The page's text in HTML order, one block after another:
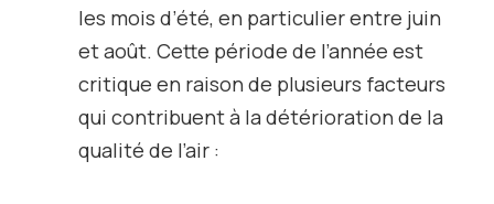
les mois d’été, en particulier entre juin
et août. Cette période de l’année est
critique en raison de plusieurs facteurs
qui contribuent à la détérioration de la
qualité de l’air :